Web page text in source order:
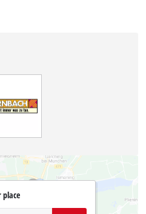
place